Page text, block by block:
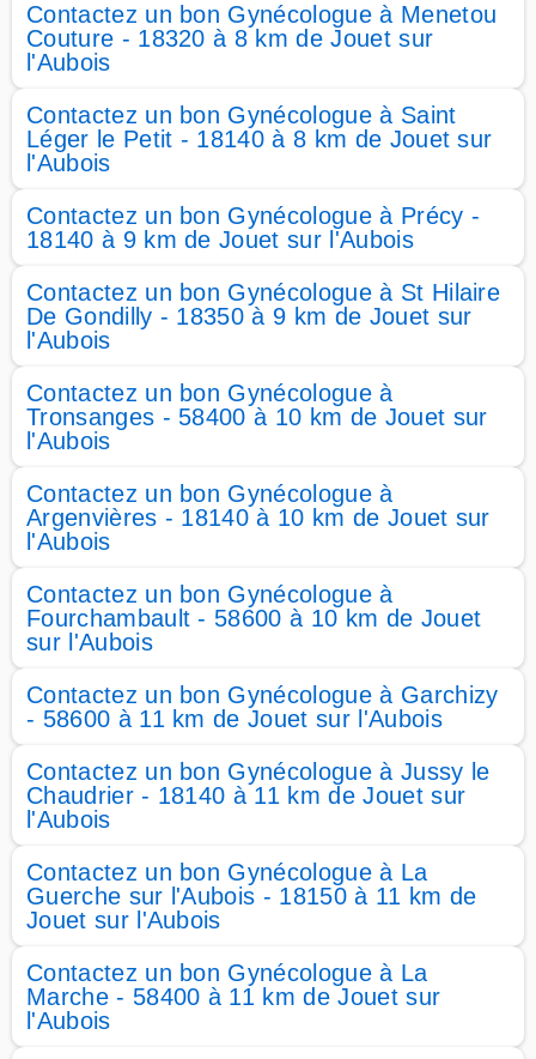
Contactez un bon Gynécologue à Menetou
Couture - 18320 à 8 km de Jouet sur
l'Aubois
Contactez un bon Gynécologue à Saint
Léger le Petit - 18140 à 8 km de Jouet sur
l'Aubois
Contactez un bon Gynécologue à Précy -
18140 à 9 km de Jouet sur l'Aubois
Contactez un bon Gynécologue à St Hilaire
De Gondilly - 18350 à 9 km de Jouet sur
l'Aubois
Contactez un bon Gynécologue à
Tronsanges - 58400 à 10 km de Jouet sur
l'Aubois
Contactez un bon Gynécologue à
Argenvières - 18140 à 10 km de Jouet sur
l'Aubois
Contactez un bon Gynécologue à
Fourchambault - 58600 à 10 km de Jouet
sur l'Aubois
Contactez un bon Gynécologue à Garchizy
- 58600 à 11 km de Jouet sur l'Aubois
Contactez un bon Gynécologue à Jussy le
Chaudrier - 18140 à 11 km de Jouet sur
l'Aubois
Contactez un bon Gynécologue à La
Guerche sur l'Aubois - 18150 à 11 km de
Jouet sur l'Aubois
Contactez un bon Gynécologue à La
Marche - 58400 à 11 km de Jouet sur
l'Aubois